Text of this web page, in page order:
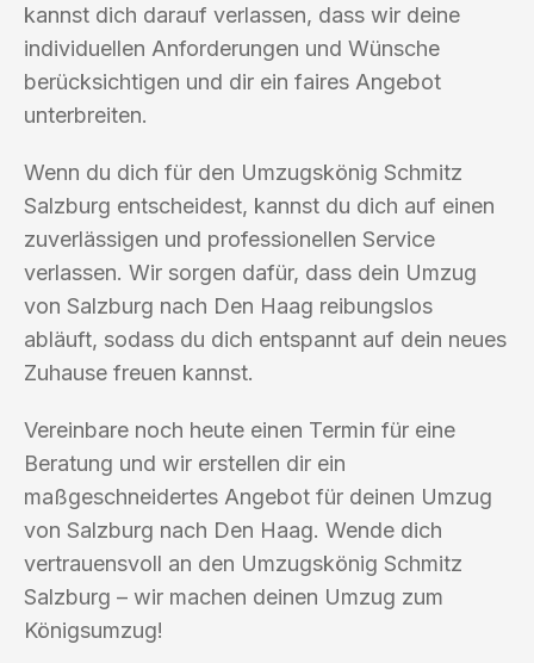
kannst dich darauf verlassen, dass wir deine
individuellen Anforderungen und Wünsche
berücksichtigen und dir ein faires Angebot
unterbreiten.
Wenn du dich für den Umzugskönig Schmitz
Salzburg entscheidest, kannst du dich auf einen
zuverlässigen und professionellen Service
verlassen. Wir sorgen dafür, dass dein Umzug
von Salzburg nach Den Haag reibungslos
abläuft, sodass du dich entspannt auf dein neues
Zuhause freuen kannst.
Vereinbare noch heute einen Termin für eine
Beratung und wir erstellen dir ein
maßgeschneidertes Angebot für deinen Umzug
von Salzburg nach Den Haag. Wende dich
vertrauensvoll an den Umzugskönig Schmitz
Salzburg – wir machen deinen Umzug zum
Königsumzug!